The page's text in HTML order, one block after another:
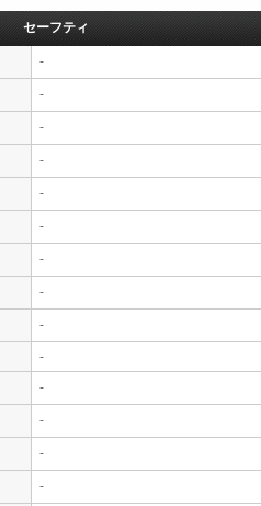
セーフティ
-
-
-
-
-
-
-
-
-
-
-
-
-
-